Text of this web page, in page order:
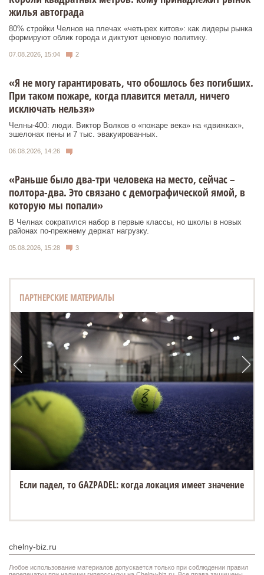
жилья автограда
80% стройки Челнов на плечах «четырех китов»: как лидеры рынка
формируют облик города и диктуют ценовую политику.
07.08.2026, 15:04 2
«Я не могу гарантировать, что обошлось без погибших.
При таком пожаре, когда плавится металл, ничего
исключать нельзя»
Челны-400: люди. Виктор Волков о «пожаре века» на «движках»,
эшелонах пены и 7 тыс. эвакуированных.
06.08.2026, 14:26
«Раньше было два-три человека на место, сейчас –
полтора-два. Это связано с демографической ямой, в
которую мы попали»
В Челнах сократился набор в первые классы, но школы в новых
районах по-прежнему держат нагрузку.
05.08.2026, 15:28 3
ПАРТНЕРСКИЕ МАТЕРИАЛЫ
Если падел, то GAZPADEL: когда локация имеет значение
chelny-biz.ru
Любое использование материалов допускается только при соблюдении правил